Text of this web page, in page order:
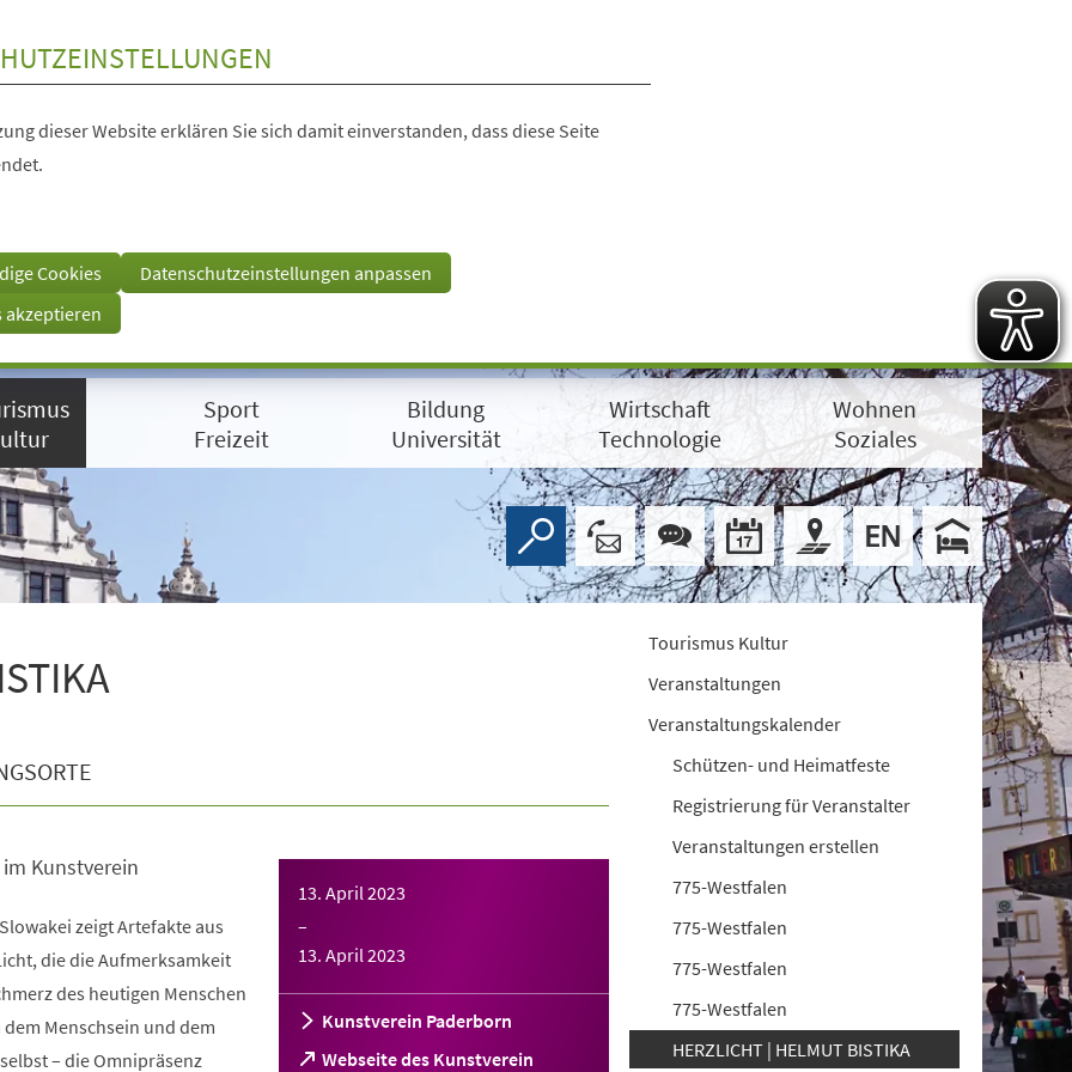
dieser Website erklären Sie sich damit einverstanden, dass diese Seite
Cookies
Datenschutzeinstellungen anpassen
akzeptieren
Sport
Freizeit
Bildung
Universität
Wirtschaft
Technologie
Wohnen
Soziales
13. April 2023
–
13. April 2023
Kunstverein Paderborn
Webseite des Kunstverein
Kunstverein
zeigt Artefakte aus
die die Aufmerksamkeit
des heutigen Menschen
Menschsein und dem
– die Omnipräsenz
Tourismus Kultur
Veranstaltungen
Veranstaltungskalender
Schützen- und Heimatfeste
Registrierung für Veranstalter
Veranstaltungen erstellen
775-Westfalen
775-Westfalen
775-Westfalen
775-Westfalen
HERZLICHT | HELMUT BISTIKA